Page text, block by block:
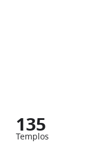
135
Templos